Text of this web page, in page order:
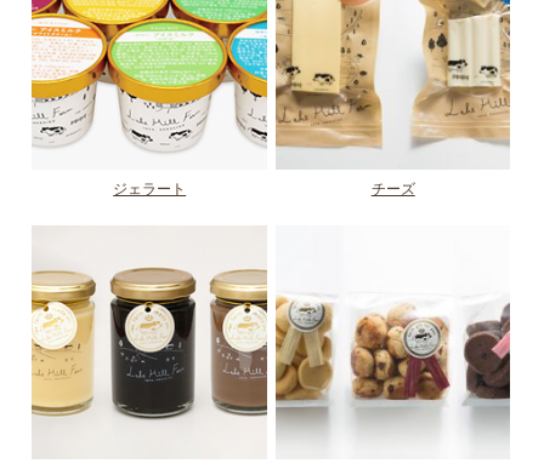
ジェラート チーズ